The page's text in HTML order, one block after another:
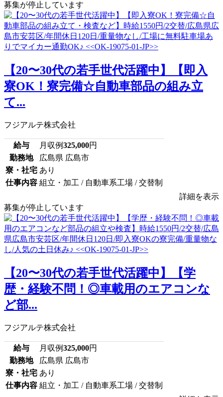
募集が停止しています
【20〜30代の若手世代活躍中】【即入
寮OK！寮完備☆自動車部品の組み立
て...
フジアルテ株式会社
給与 月収例325,000円
勤務地
広島県 広島市
寮・社宅 あり
仕事内容 組立・加工 / 自動車系工場 / 交替制
詳細を表示
募集が停止しています
【20〜30代の若手世代活躍中】【学
歴・経験不問！◎車載用のエアコンな
ど部...
フジアルテ株式会社
給与 月収例325,000円
勤務地
広島県 広島市
寮・社宅 あり
仕事内容 組立・加工 / 自動車系工場 / 交替制